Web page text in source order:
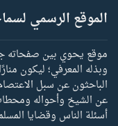
الموقع الرسمي
موقع يحوي بين صفحاته
وبذله المعرفي؛ ليكون
الباحثون عن سبل
عن الشيخ وأحواله ومحطات
أسئلة الناس وقضايا